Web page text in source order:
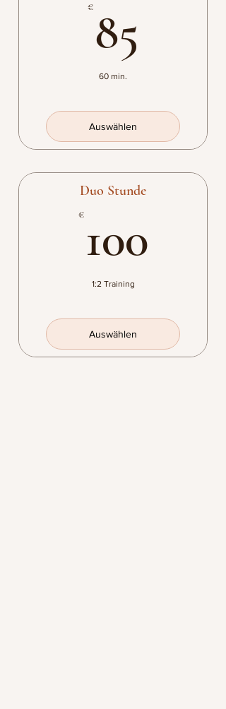
€ 85
60 min.
Auswählen
Duo Stunde
€ 100
1:2 Training
Auswählen